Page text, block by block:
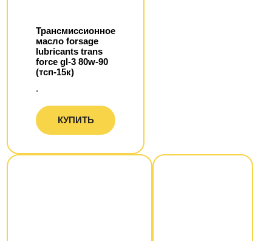
Трансмиссионное
масло forsage
lubricants trans
force gl-3 80w-90
(тсп-15к)
.
КУПИТЬ